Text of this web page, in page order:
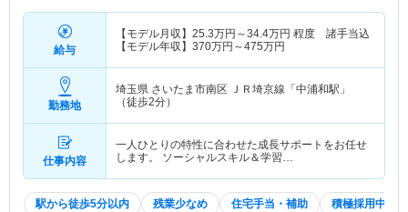
給与
【モデル月収】 25.3万円～34.4万円 程度 諸手当込
【モデル年収】 370万円～475万円
勤務地
埼玉県 さいたま市南区 ＪＲ埼京線「中浦和駅」
（徒歩2分）
仕事内容
一人ひとりの特性に合わせた成長サポートをお任せ
します。 ソーシャルスキル＆学習…
駅から徒歩5分以内 残業少なめ 住宅手当・補助 積極採用中